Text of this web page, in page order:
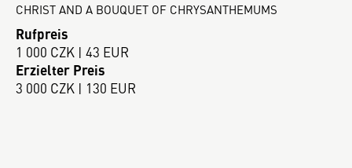
CHRIST AND A BOUQUET OF CHRYSANTHEMUMS
Rufpreis
1 000 CZK | 43 EUR
Erzielter Preis
3 000 CZK | 130 EUR